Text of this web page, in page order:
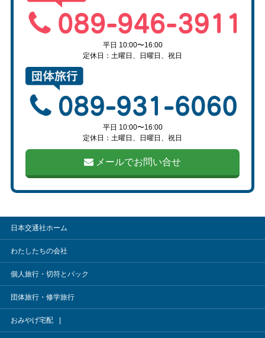
平日 10:00〜16:00
定休日：土曜日、日曜日、祝日
平日 10:00〜16:00
定休日：土曜日、日曜日、祝日
メールでお問い合せ
日本交通社ホーム
わたしたちの会社
個人旅行・切符とパック
団体旅行・修学旅行
おみやげ宅配